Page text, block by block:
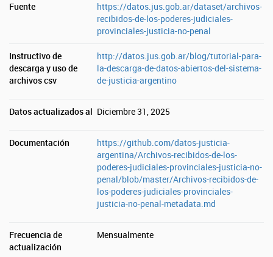
Fuente
https://datos.jus.gob.ar/dataset/archivos-
recibidos-de-los-poderes-judiciales-
provinciales-justicia-no-penal
Instructivo de
descarga y uso de
archivos csv
http://datos.jus.gob.ar/blog/tutorial-para-
la-descarga-de-datos-abiertos-del-sistema-
de-justicia-argentino
Datos actualizados al Diciembre 31, 2025
Documentación
https://github.com/datos-justicia-
argentina/Archivos-recibidos-de-los-
poderes-judiciales-provinciales-justicia-no-
penal/blob/master/Archivos-recibidos-de-
los-poderes-judiciales-provinciales-
justicia-no-penal-metadata.md
Frecuencia de
actualización
Mensualmente